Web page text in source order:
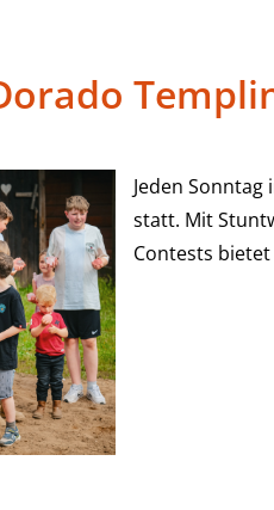
Jeden
statt. Mit
Contests